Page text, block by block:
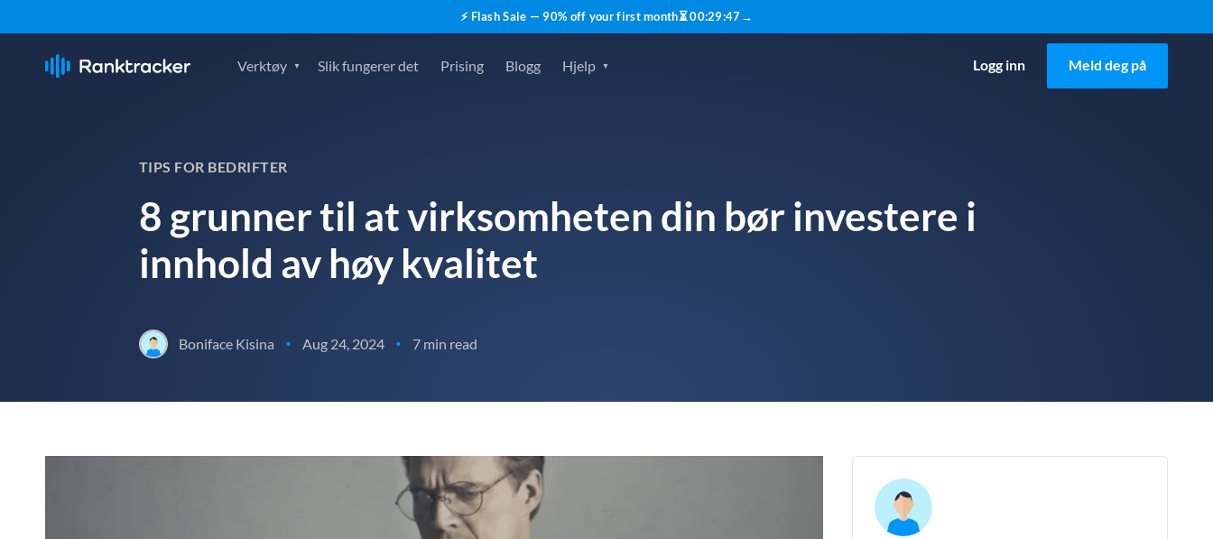
⚡ Flash Sale — 90% off your first month⏳00:29:46→
Verktøy Slik fungerer det Prising Blogg Hjelp Logg inn Meld deg på
TIPS FOR BEDRIFTER
8 grunner til at virksomheten din bør investere i
innhold av høy kvalitet
Boniface Kisina • Aug 24, 2024 • 7 min read